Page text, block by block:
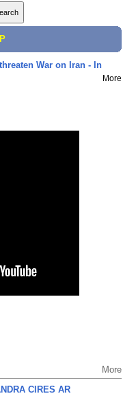
War on Iran - In
More
More
CIRES AR